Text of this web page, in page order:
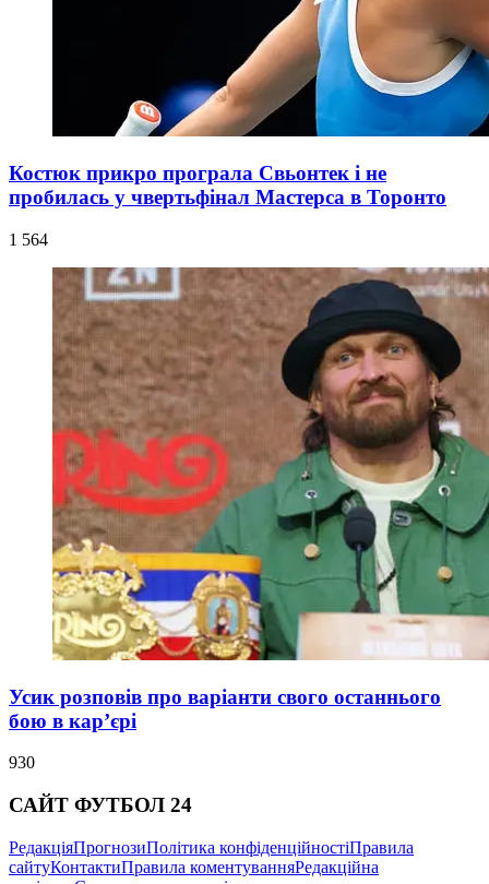
Костюк прикро програла Свьонтек і не
пробилась у чвертьфінал Мастерса в Торонто
1 564
Усик розповів про варіанти свого останнього
бою в кар’єрі
930
САЙТ ФУТБОЛ 24
РедакціяПрогнозиПолітика конфіденційностіПравила
сайтуКонтактиПравила коментуванняРедакційна